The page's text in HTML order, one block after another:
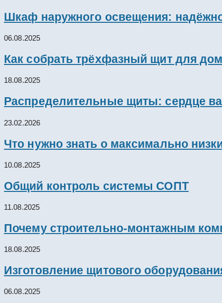
Шкаф наружного освещения:
06.08.2025
Как собрать трёхфазный щит для
18.08.2025
Распределительные щиты: сердце
23.02.2026
Что нужно знать о максимально
10.08.2025
Общий контроль системы СОПТ
11.08.2025
Почему строительно-монтажным
18.08.2025
Изготовление щитового
06.08.2025